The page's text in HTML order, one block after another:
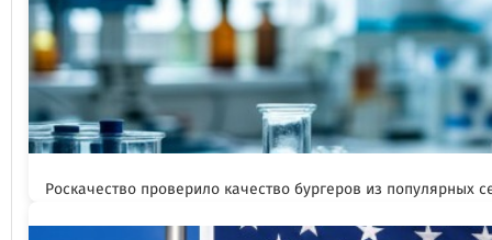
Роскачество проверило качество бургеров из популярных